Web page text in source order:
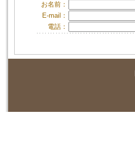
お名前：
E-mail：
電話：